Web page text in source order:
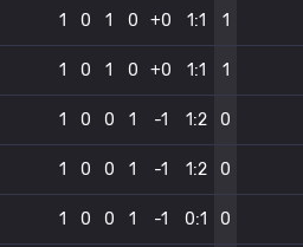
1 0 1 0 +0 1:1 1
1 0 1 0 +0 1:1 1
1 0 0 1 -1 1:2 0
1 0 0 1 -1 1:2 0
1 0 0 1 -1 0:1 0